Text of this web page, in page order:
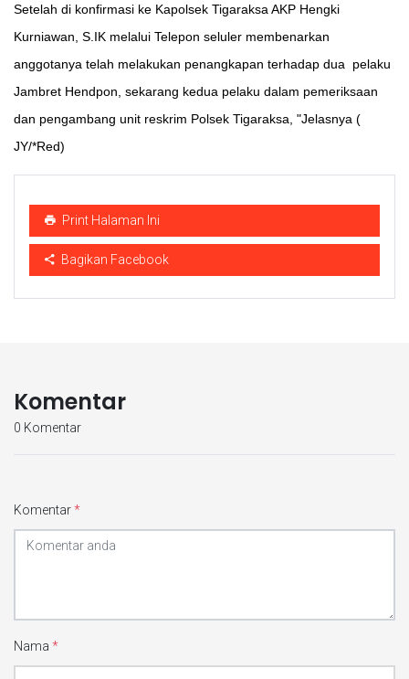
Setelah di konfirmasi ke Kapolsek Tigaraksa AKP Hengki
Kurniawan, S.IK melalui Telepon seluler membenarkan
anggotanya telah melakukan penangkapan terhadap dua pelaku
Jambret Hendpon, sekarang kedua pelaku dalam pemeriksaan
dan pengambang unit reskrim Polsek Tigaraksa, "Jelasnya (
JY/*Red)
Print Halaman Ini
Bagikan Facebook
Komentar
0 Komentar
Komentar*
Nama *